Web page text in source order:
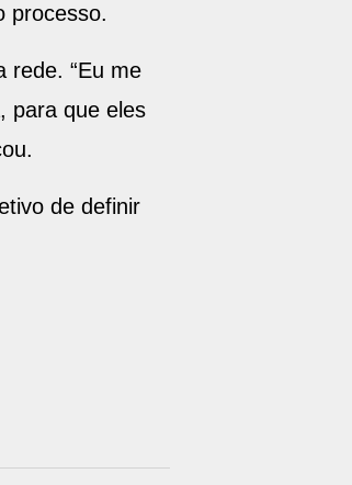
processo.
rede. “Eu me
para que eles
de definir